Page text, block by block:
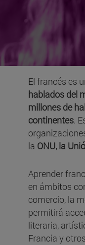
El francés es
hablados del
millones de
continentes.
la ONU, la
Aprender
en ámbitos
comercio, la
permitirá
literaria,
Francia y